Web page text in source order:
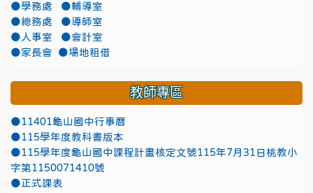
●學務處
●輔導室
●總務處
●導師室
●人事室
●會計室
●家長會
●場地租借
教師專區
●11401龜山國中行事曆
●115學年度教科書版本
●115學年度龜山國中課程計畫核定文號115年7月31日桃教小
字第1150071410號
●正式課表